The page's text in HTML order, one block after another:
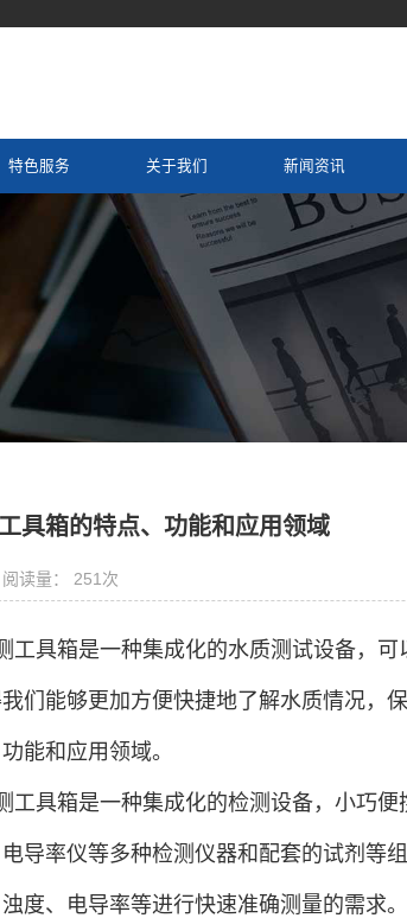
特色服务 关于我们 新闻资讯
具箱的特点、功能和应用领域
阅读量： 251 次
工具箱是一种集成化的水质测试设备，
们能够更加方便快捷地了解水质情况，
能和应用领域。
工具箱是一种集成化的检测设备，小巧
导率仪等多种检测仪器和配套的试剂等
度、电导率等进行快速准确测量的需求